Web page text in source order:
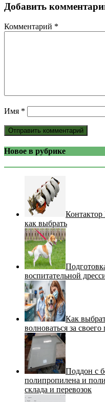
Добавить
Комментарий *
Имя *
Новое в рубрике
как выбрать
воспитательной
Как
волноваться за
Поддон с
полипропилена и
склада и перевозок